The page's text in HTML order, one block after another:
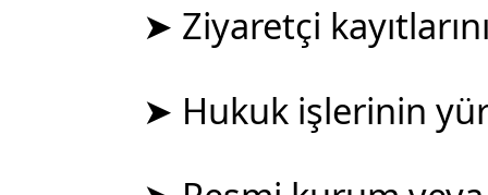
➤ Ziyaretçi
➤ Hukuk işlerinin